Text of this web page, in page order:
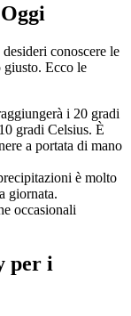
conoscere le
Ecco le
i 20 gradi
gradi Celsius. È
a portata di mano
è molto
giornata.
occasionali
per i